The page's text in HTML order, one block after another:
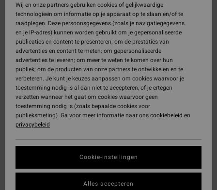
Wij en onze partners gebruiken cookies of gelijkwaardige
technologieën om informatie op je apparaat op te slaan en/of te
raadplegen. Deze persoonsgegevens (zoals je navigatiegegevens
en je IP-adres) kunnen worden gebruikt om je gepersonaliseerde
publicaties en content te presenteren; om de prestaties van
advertenties en content te meten; om gepersonaliseerde
advertenties te leveren; om meer te weten te komen over hun
publiek; om de producten van onze partners te ontwikkelen en te
verbeteren. Je kunt je keuzes aanpassen om cookies waarvoor je
toestemming nodig is al dan niet te accepteren, of je ertegen
verzetten wanneer het gaat om cookies waarvoor geen
toestemming nodig is (zoals bepaalde cookies voor
publieksmeting). Ga voor meer informatie naar onscookiebeleid en
privacybeleid
Cookie-instellingen
Alles accepteren